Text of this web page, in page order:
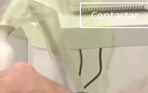
Contactar